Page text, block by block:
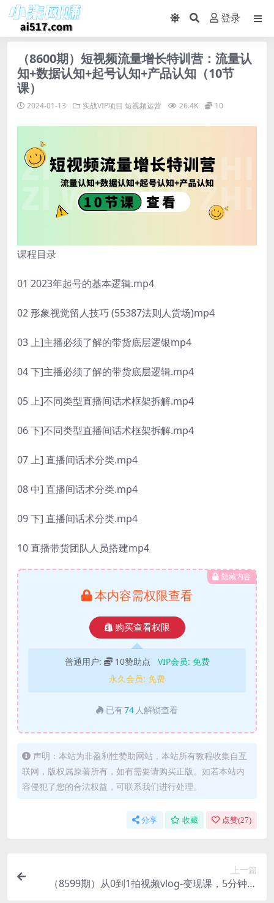
登录
（8600期）短视频流量增长特训营：流量认
知+数据认知+起号认知+产品认知（10节
课）
2024-01-13 实战VIP项目 短视频运营 26.4K 10
课程目录
01 2023年起号的基本逻辑.mp4
02 形象视觉留人技巧 (55387法则人货场)mp4
03 上]主播必须了解的带货底层逻银mp4
04 下]主播必须了解的带货底层逻辑.mp4
05 上]不同类型直播间话术框架拆解.mp4
06 下]不同类型直播间话术框架拆解.mp4
07 上] 直播间话术分类.mp4
08 中] 直播间话术分类.mp4
09 下] 直播间话术分类.mp4
10 直播带货团队人员搭建mp4
隐藏内容
本内容需权限查看
购买查看权限
普通用户: 10赞助点 VIP会员: 免费
永久会员: 免费
已有74 人解锁查看
声明：本站为非盈利性赞助网站，本站所有教程收集自互
联网，版权属原著所有，如有需要请购买正版。如若本站内
容侵犯了您的合法权益，可联系我们进行处理。
分享 收藏 点赞(27)
上一篇
（8599期）从0到1拍视频vlog-变现课，5分钟每